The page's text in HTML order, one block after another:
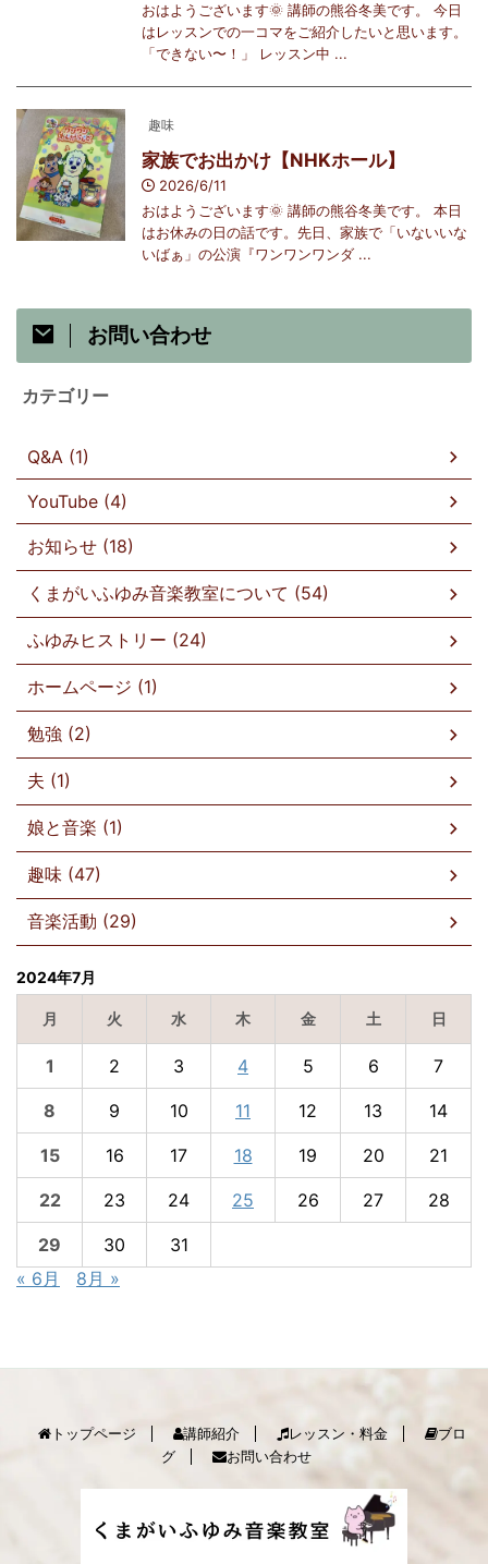
おはようございます🌞 講師の熊谷冬美です。 今日
はレッスンでの一コマをご紹介したいと思います。
「できない〜！」 レッスン中 ...
趣味
家族でお出かけ【NHKホール】
2026/6/11
おはようございます🌞 講師の熊谷冬美です。 本日
はお休みの日の話です。先日、家族で「いないいな
いばぁ」の公演『ワンワンワンダ ...
お問い合わせ
カテゴリー
Q&A (1)
YouTube (4)
お知らせ (18)
くまがいふゆみ音楽教室について (54)
ふゆみヒストリー (24)
ホームページ (1)
勉強 (2)
夫 (1)
娘と音楽 (1)
趣味 (47)
音楽活動 (29)
2024年7月
月 火 水 木 金 土 日
1 2 3 4 5 6 7
8 9 10 11 12 13 14
15 16 17 18 19 20 21
22 23 24 25 26 27 28
29 30
31
« 6月
8月 »
トップページ 講師紹介 レッスン・料金
ブロ
グ
お問い合わせ